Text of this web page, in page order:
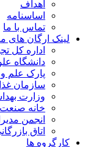
اهداف
اساسنامه
تماس با ما
لینک ارگان های
اداره کل
دانشگاه
پارک علم
سازمان
وزارت
خانه
انجمن
اتاق
کارگروه ها